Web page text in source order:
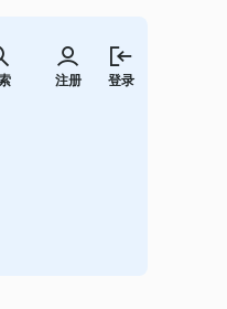
注册 登录